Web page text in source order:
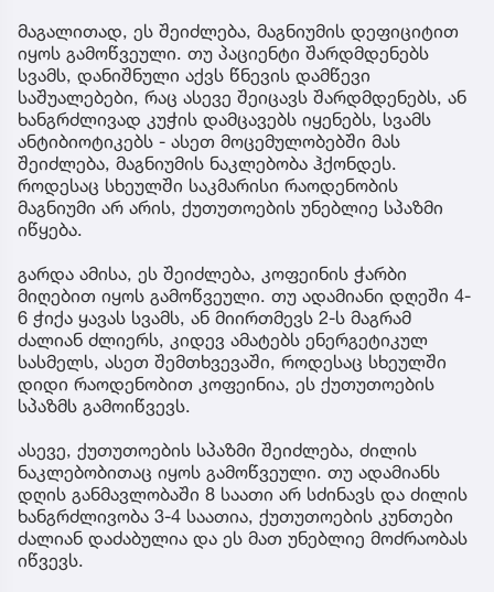
მაგალითად, ეს შეიძლება, მაგნიუმის დეფიციტით
იყოს გამოწვეული. თუ პაციენტი შარდმდენებს
სვამს, დანიშნული აქვს წნევის დამწევი
საშუალებები, რაც ასევე შეიცავს შარდმდენებს, ან
ხანგრძლივად კუჭის დამცავებს იყენებს, სვამს
ანტიბიოტიკებს - ასეთ მოცემულობებში მას
შეიძლება, მაგნიუმის ნაკლებობა ჰქონდეს.
როდესაც სხეულში საკმარისი რაოდენობის
მაგნიუმი არ არის, ქუთუთოების უნებლიე სპაზმი
იწყება.
გარდა ამისა, ეს შეიძლება, კოფეინის ჭარბი
მიღებით იყოს გამოწვეული. თუ ადამიანი დღეში 4-
6 ჭიქა ყავას სვამს, ან მიირთმევს 2-ს მაგრამ
ძალიან ძლიერს, კიდევ ამატებს ენერგეტიკულ
სასმელს, ასეთ შემთხვევაში, როდესაც სხეულში
დიდი რაოდენობით კოფეინია, ეს ქუთუთოების
სპაზმს გამოიწვევს.
ასევე, ქუთუთოების სპაზმი შეიძლება, ძილის
ნაკლებობითაც იყოს გამოწვეული. თუ ადამიანს
დღის განმავლობაში 8 საათი არ სძინავს და ძილის
ხანგრძლივობა 3-4 საათია, ქუთუთოების კუნთები
ძალიან დაძაბულია და ეს მათ უნებლიე მოძრაობას
იწვევს.